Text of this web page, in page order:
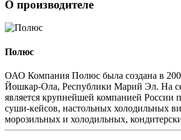
О производителе
Полюс
ОАО Компания Полюс была создана в
Йошкар-Ола, Республики Марий Эл. На
является крупнейшей компанией России
суши-кейсов, настольных холодильных
морозильных и холодильных,